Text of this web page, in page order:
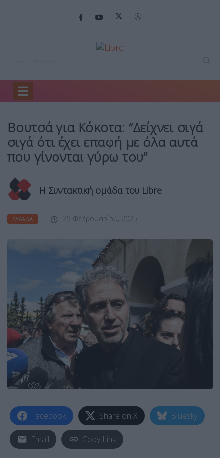
Home
Βουτσά για Κόκοτα: “Δείχνει σιγά
σιγά ότι έχει επαφή με όλα αυτά
που γίνονται γύρω του”
Η Συντακτική ομάδα του Libre
ΕΛΛΆΔΑ 25 Φεβρουαρίου, 2025
Facebook Share on X Bluesky
Email Copy Link